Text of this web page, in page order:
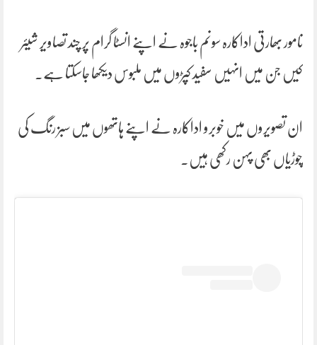
نامور بھارتی اداکارہ سونم باجوہ نے اپنے انسٹا گرام پر چند تصاویر شیئر
کیں جن میں انہیں سفید کپڑوں میں ملبوس دیکھا جاسکتا ہے۔
ان تصویروں میں خوبرو اداکارہ نے اپنے ہاتھوں میں سبز رنگ کی
چوڑیاں بھی پہن رکھی ہیں۔